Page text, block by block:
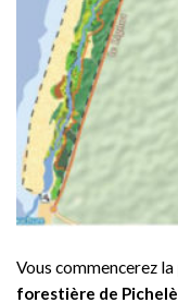
Vous commencerez la
forestière de